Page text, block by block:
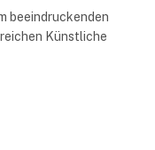
beeindruckenden
Künstliche